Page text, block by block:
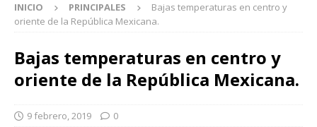
INICIO PRINCIPALES
Bajas temperaturas en centro y
oriente de la República Mexicana.
Bajas temperaturas en centro y
oriente de la República Mexicana.
9 febrero, 2019 0